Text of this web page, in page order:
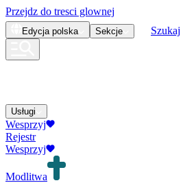
Przejdz do tresci glownej
Edycja polska Sekcje Szukaj
Usługi
Wesprzyj
Rejestr
Wesprzyj
Modlitwa